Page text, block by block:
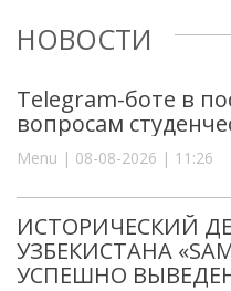
НОВОСТИ
Telegram-боте в
вопросам
Menu | 08-08-2026 | 11:26
ИСТОРИЧЕСКИЙ
УЗБЕКИСТАНА
УСПЕШНО